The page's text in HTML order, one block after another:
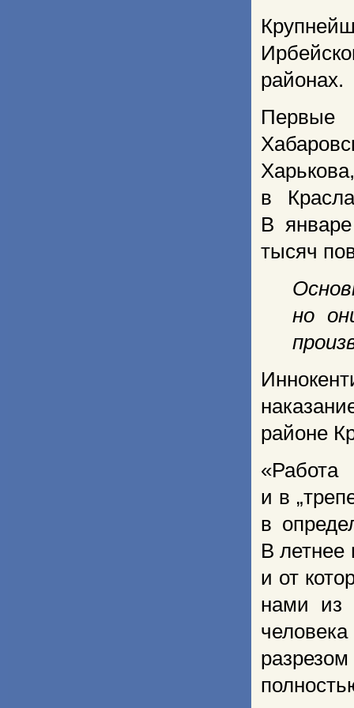
районах.
в
В
тысяч
но
районе
и в
в
В летнее
и от
нами из